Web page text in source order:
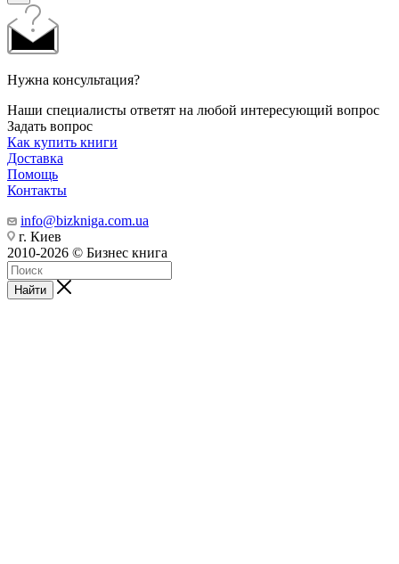
Нужна консультация?
Наши специалисты ответят на любой интересующий вопрос
Задать вопрос
Как купить книги
Доставка
Помощь
Контакты
info@bizkniga.com.ua
г. Киев
2010-2026 © Бизнес книга
Найти